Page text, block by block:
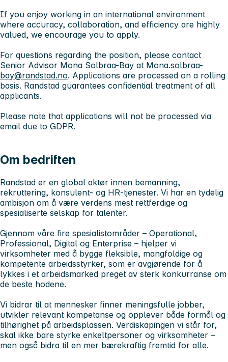
If you enjoy working in an international environment
where accuracy, collaboration, and efficiency are highly
valued, we encourage you to apply.
For questions regarding the position, please contact
Senior Advisor Mona Solbraa-Bay at Mona.solbraa-
bay@randstad.no. Applications are processed on a rolling
basis. Randstad guarantees confidential treatment of all
applicants.
Please note that applications will not be processed via
email due to GDPR.
Om bedriften
Randstad er en global aktør innen bemanning,
rekruttering, konsulent- og HR-tjenester. Vi har en tydelig
ambisjon om å være verdens mest rettferdige og
spesialiserte selskap for talenter.
Gjennom våre fire spesialistområder – Operational,
Professional, Digital og Enterprise – hjelper vi
virksomheter med å bygge fleksible, mangfoldige og
kompetente arbeidsstyrker, som er avgjørende for å
lykkes i et arbeidsmarked preget av sterk konkurranse om
de beste hodene.
Vi bidrar til at mennesker finner meningsfulle jobber,
utvikler relevant kompetanse og opplever både formål og
tilhørighet på arbeidsplassen. Verdiskapingen vi står for,
skal ikke bare styrke enkeltpersoner og virksomheter –
men også bidra til en mer bærekraftig fremtid for alle.